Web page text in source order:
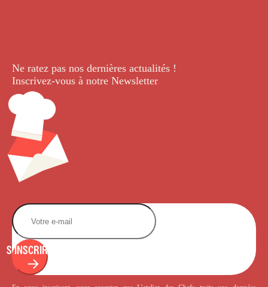
Ne ratez pas nos dernières actualités !
Inscrivez-vous à notre Newsletter.
S'INSCRIRE